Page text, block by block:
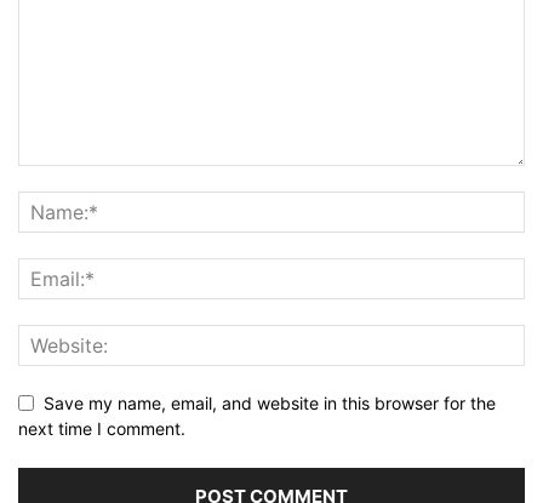
Save my name, email, and website in this browser for the
next time I comment.